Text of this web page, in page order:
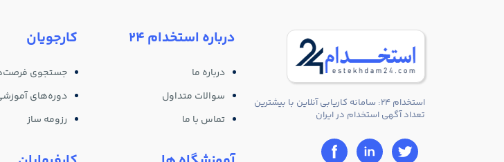
استخدام 24: سامانه کاریابی آنلاین با بیشترین
تعداد آگهی استخدام در ایران
درباره استخدام 24
درباره ما
سوالات متداول
تماس با ما
کارجویان
جستجوی
دوره‌های
رزومه ساز